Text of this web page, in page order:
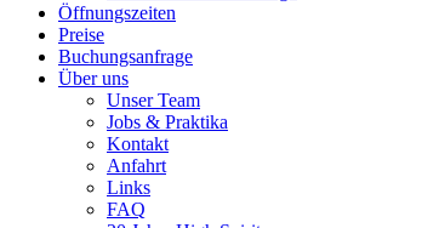
Öffnungszeiten
Preise
Buchungsanfrage
Über uns
Unser Team
Jobs & Praktika
Kontakt
Anfahrt
Links
FAQ